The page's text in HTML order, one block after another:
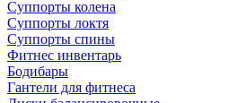
Суппорты колена
Суппорты локтя
Суппорты спины
Фитнес инвентарь
Бодибары
Гантели для фитнеса